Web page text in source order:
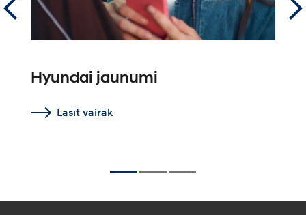
Hyundai jaunumi
Lasīt vairāk